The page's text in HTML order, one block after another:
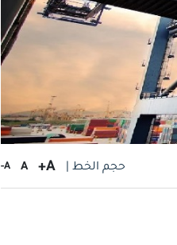
حجم الخط | A+
A
A-